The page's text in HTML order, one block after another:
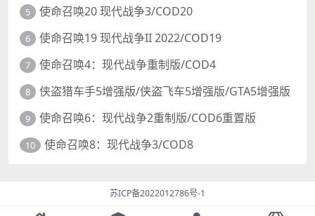
5 使命召唤20 现代战争3/COD20
6 使命召唤19 现代战争II 2022/COD19
7 使命召唤4：现代战争重制版/COD4
8 侠盗猎车手5增强版/侠盗飞车5增强版/GTA5增强版
9 使命召唤6：现代战争2重制版/COD6重置版
10 使命召唤8：现代战争3/COD8
苏ICP备2022012786号-1